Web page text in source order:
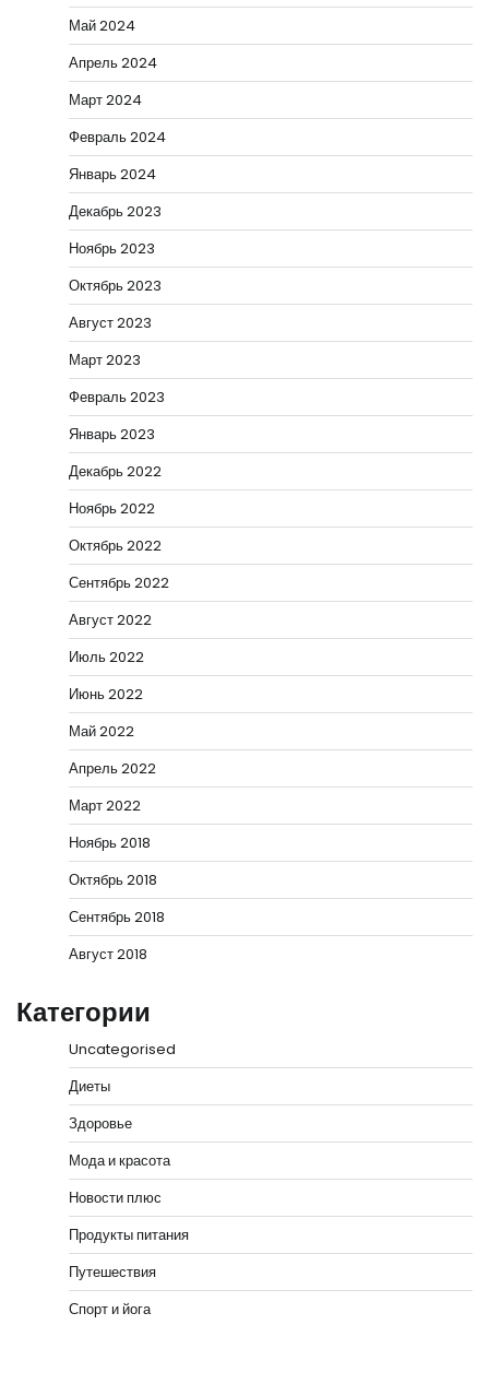
Май 2024
Апрель 2024
Март 2024
Февраль 2024
Январь 2024
Декабрь 2023
Ноябрь 2023
Октябрь 2023
Август 2023
Март 2023
Февраль 2023
Январь 2023
Декабрь 2022
Ноябрь 2022
Октябрь 2022
Сентябрь 2022
Август 2022
Июль 2022
Июнь 2022
Май 2022
Апрель 2022
Март 2022
Ноябрь 2018
Октябрь 2018
Сентябрь 2018
Август 2018
Категории
Uncategorised
Диеты
Здоровье
Мода и красота
Новости плюс
Продукты питания
Путешествия
Спорт и йога